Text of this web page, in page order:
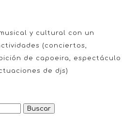
y cultural con un
(conciertos,
de capoeira, espectáculo
de djs)